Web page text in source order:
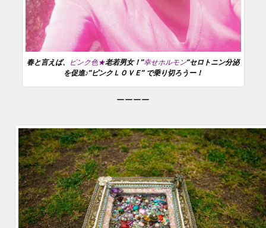
春と言えば、 ピンク色★老若男女！”幸せホルモン“セロトニン分泌
を促進♪”ピンクＬＯＶＥ” で乗り切ろうー！
ーーーー